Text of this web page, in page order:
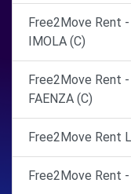
Free2Move Rent -
IMOLA (C)
Free2Move Rent -
FAENZA (C)
Free2Move Rent
Free2Move Rent -